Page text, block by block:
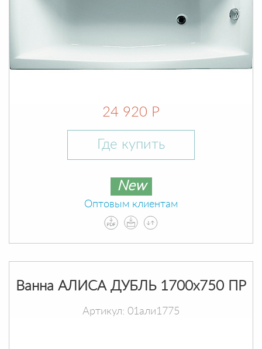
24 920 Р
Где купить
New
Оптовым клиентам
Ванна АЛИСА ДУБЛЬ 1700х750 ПР
Артикул: 01али1775